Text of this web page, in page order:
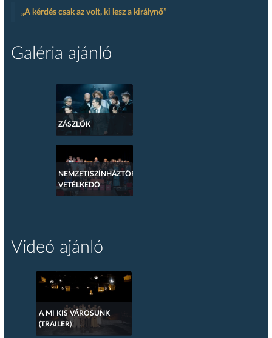
„A kérdés csak az volt, ki lesz a királynő”
Galéria ajánló
ZÁSZLÓK
NEMZETISZÍNHÁZTÖRTÉNETI
VETÉLKEDŐ
Videó ajánló
A MI KIS VÁROSUNK
(TRAILER)